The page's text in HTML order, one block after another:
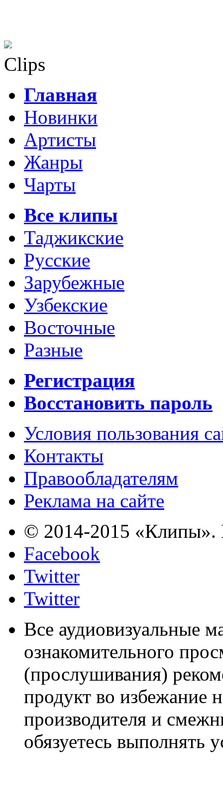
Clips
Главная
Новинки
Артисты
Жанры
Чарты
Все клипы
Таджикские
Русские
Зарубежные
Узбекские
Восточные
Разные
Регистрация
Восстановить пароль
Условия пользования
Контакты
Правообладателям
Реклама на сайте
© 2014-2015 «Клипы».
Facebook
Twitter
Twitter
Все аудиовизуальные
ознакомительного
(прослушивания)
продукт во избежание
производителя и
обязуетесь выполнять